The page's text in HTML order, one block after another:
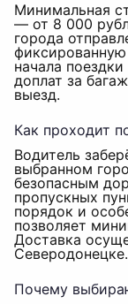
Минимальная
— от 8 000
города
начала
доплат за
выезд.
Как проходит
Водитель
выбранном
безопасным
пропускных
порядок и
позволяет
Доставка
Северодонецке.
Почему